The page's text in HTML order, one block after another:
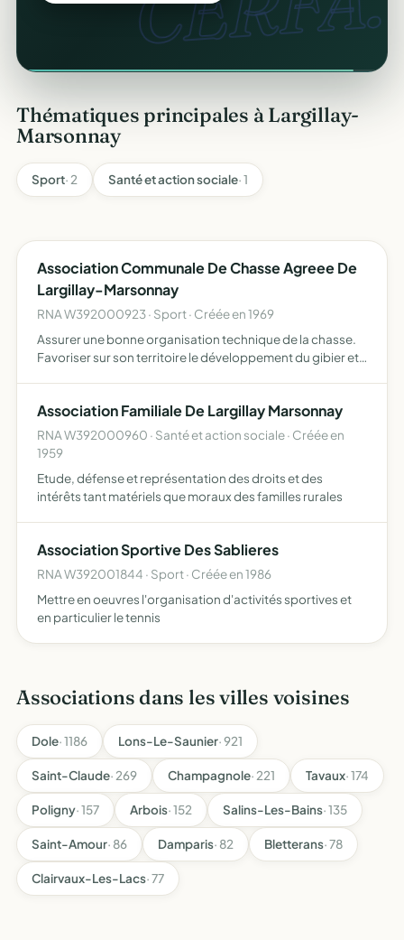
Thématiques principales à Largillay-
Marsonnay
Sport· 2 Santé et action sociale· 1
Association Communale De Chasse Agreee De
Largillay-Marsonnay
RNA W392000923 · Sport · Créée en 1969
Assurer une bonne organisation technique de la chasse.
Favoriser sur son territoire le développement du gibier et
cynégétiqu…
Association Familiale De Largillay Marsonnay
RNA W392000960 · Santé et action sociale · Créée en
1959
Etude, défense et représentation des droits et des
intérêts tant matériels que moraux des familles rurales
Association Sportive Des Sablieres
RNA W392001844 · Sport · Créée en 1986
Mettre en oeuvres l'organisation d'activités sportives et
en particulier le tennis
Associations dans les villes voisines
Dole· 1186 Lons-Le-Saunier· 921
Saint-Claude· 269 Champagnole· 221 Tavaux· 174
Poligny· 157 Arbois· 152 Salins-Les-Bains· 135
Saint-Amour· 86 Damparis· 82 Bletterans· 78
Clairvaux-Les-Lacs· 77